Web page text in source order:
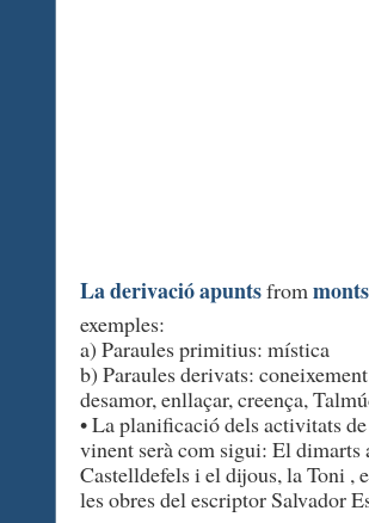
La derivació apuntsfrom
exemples:
a) Paraules primitius: mística
b) Paraules derivats:
desamor, enllaçar, creença,
• La planificació dels activitats
vinent serà com sigui: El dimarts
Castelldefels i el dijous, la Toni ,
les obres del escriptor Salvador